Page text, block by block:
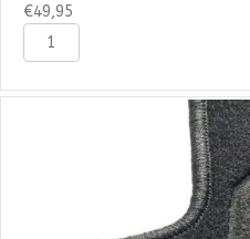
€49,95
Automatten
Peugeot
(